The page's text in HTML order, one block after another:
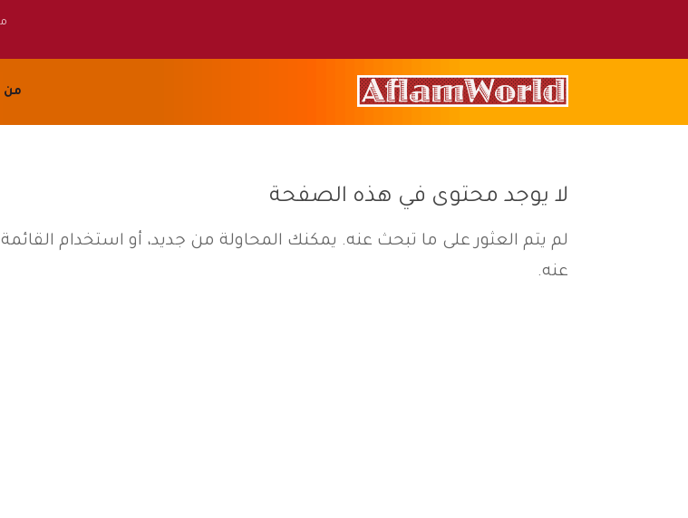
من
لا يوجد محتوى في هذه الصفحة
لم يتم العثور على ما تبحث عنه. يمكنك المحاولة من جديد، أو استخدام القائمة
عنه.